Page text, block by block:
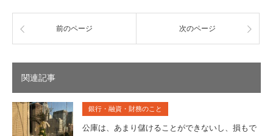
前のページ 次のページ
関連記事
銀行・融資・財務のこと
公庫は、あまり儲けることができないし、損もで